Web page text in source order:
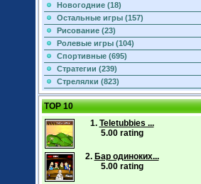
Новогодние (18)
Остальные игры (157)
Рисование (23)
Ролевые игры (104)
Спортивные (695)
Стратегии (239)
Стрелялки (823)
TOP 10
1. Teletubbies ...
5.00 rating
2. Бар одиноких...
5.00 rating